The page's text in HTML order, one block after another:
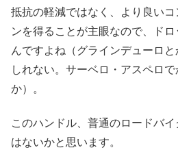
抵抗の軽減ではなく、より良い
ンを得ることが主眼なので、ド
んですよね（グラインデューロ
しれない。サーベロ・アスペロ
か）。
このハンドル、普通のロードバ
はないかと思います。